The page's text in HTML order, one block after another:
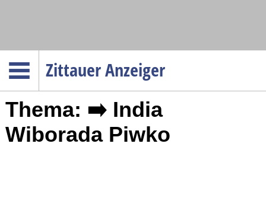
Zittauer Anzeiger
Menüpunkte
Startseite
Gesellschaft
Thema: ➡️ India
Wiborada Piwko